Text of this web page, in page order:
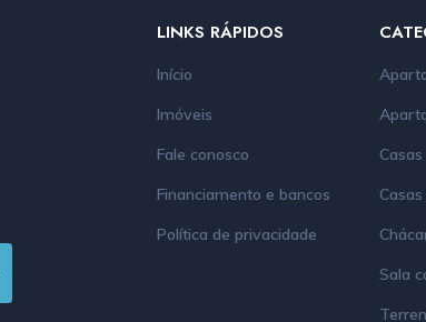
LINKS RÁPIDOS
Início
Imóveis
Fale conosco
Financiamento e bancos
Política de privacidade
Casas
Sala